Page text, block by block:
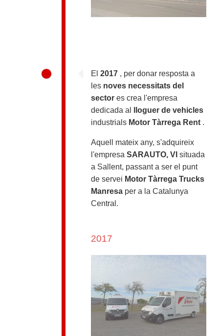
El2017 , per donar resposta a
les noves necessitats del
sector es crea l'empresa
dedicada al
lloguer de vehicles
industrials Motor Tàrrega Rent .
Aquell mateix any, s'adquireix
l'empresaSARAUTO, VI situada
a Sallent, passant a ser el punt
de servei Motor Tàrrega Trucks
Manresa per a la Catalunya
Central.
2017